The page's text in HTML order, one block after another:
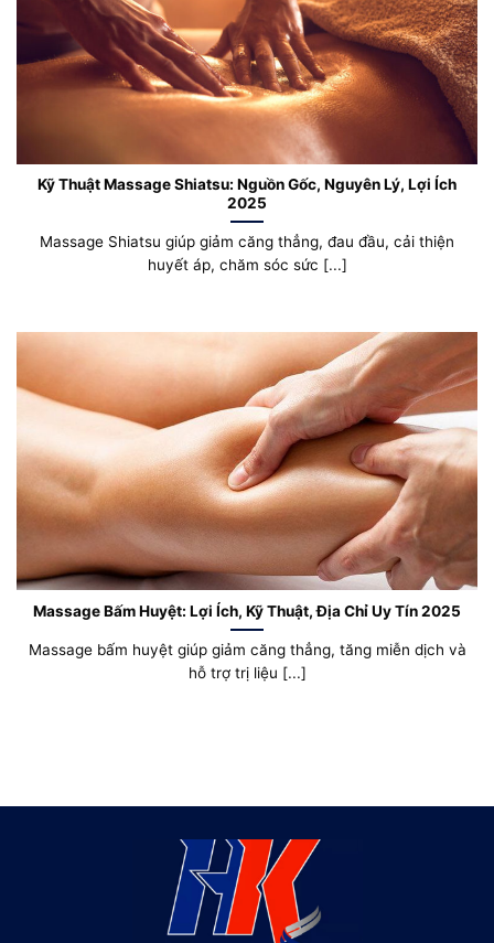
Kỹ Thuật Massage Shiatsu: Nguồn Gốc, Nguyên Lý, Lợi Ích
2025
Massage Shiatsu giúp giảm căng thẳng, đau đầu, cải thiện
huyết áp, chăm sóc sức [...]
Massage Bấm Huyệt: Lợi Ích, Kỹ Thuật, Địa Chỉ Uy Tín 2025
Massage bấm huyệt giúp giảm căng thẳng, tăng miễn dịch và
hỗ trợ trị liệu [...]